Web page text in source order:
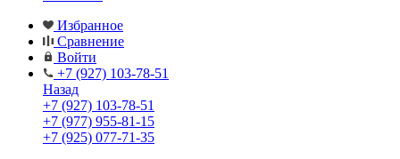
Избранное
Сравнение
Войти
+7 (927) 103-78-51
Назад
+7 (927) 103-78-51
+7 (977) 955-81-15
+7 (925) 077-71-35